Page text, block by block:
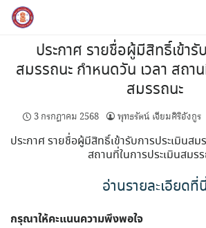
Skip
contentประกาศ รายชื่อผู้มีสิทธิ์เข้ารั
สมรรถนะ กำหนดวัน เวลา สถาน
สมรรถนะ
3 กรกฎาคม 2568 พุทธรัตน์ เจียมศิริอังกูร
ประกาศ รายชื่อผู้มีสิทธิ์เข้ารับการประเมินสม
สถานที่ในการประเมินสมร
อ่านรายละเอียดที่
กรุณาให้คะแนนความพึงพอใจ